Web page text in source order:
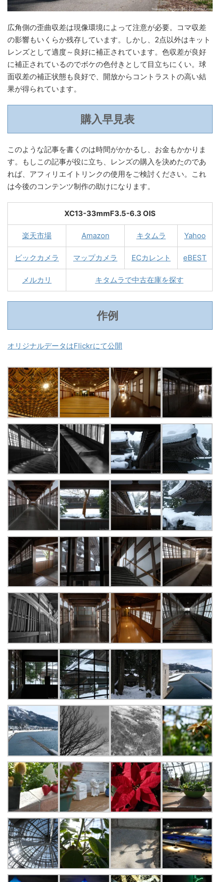
広角側の歪曲収差は現像環境によって注意が必要。コマ収差
の影響もいくらか残存しています。しかし、2点以外はキット
レンズとして適度～良好に補正されています。色収差が良好
に補正されているのでボケの色付きとして目立ちにくい。球
面収差の補正状態も良好で、開放からコントラストの高い結
果が得られています。
購入早見表
このような記事を書くのは時間がかかるし、お金もかかりま
す。もしこの記事が役に立ち、レンズの購入を決めたのであ
れば、アフィリエイトリンクの使用をご検討ください。これ
は今後のコンテンツ制作の助けになります。
XC13-33mmF3.5-6.3 OIS
楽天市場 Amazon キタムラ Yahoo
ビックカメラ マップカメラ ECカレント eBEST
メルカリ キタムラで中古在庫を探す
作例
オリジナルデータはFlickrにて公開